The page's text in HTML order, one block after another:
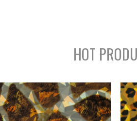
HOT